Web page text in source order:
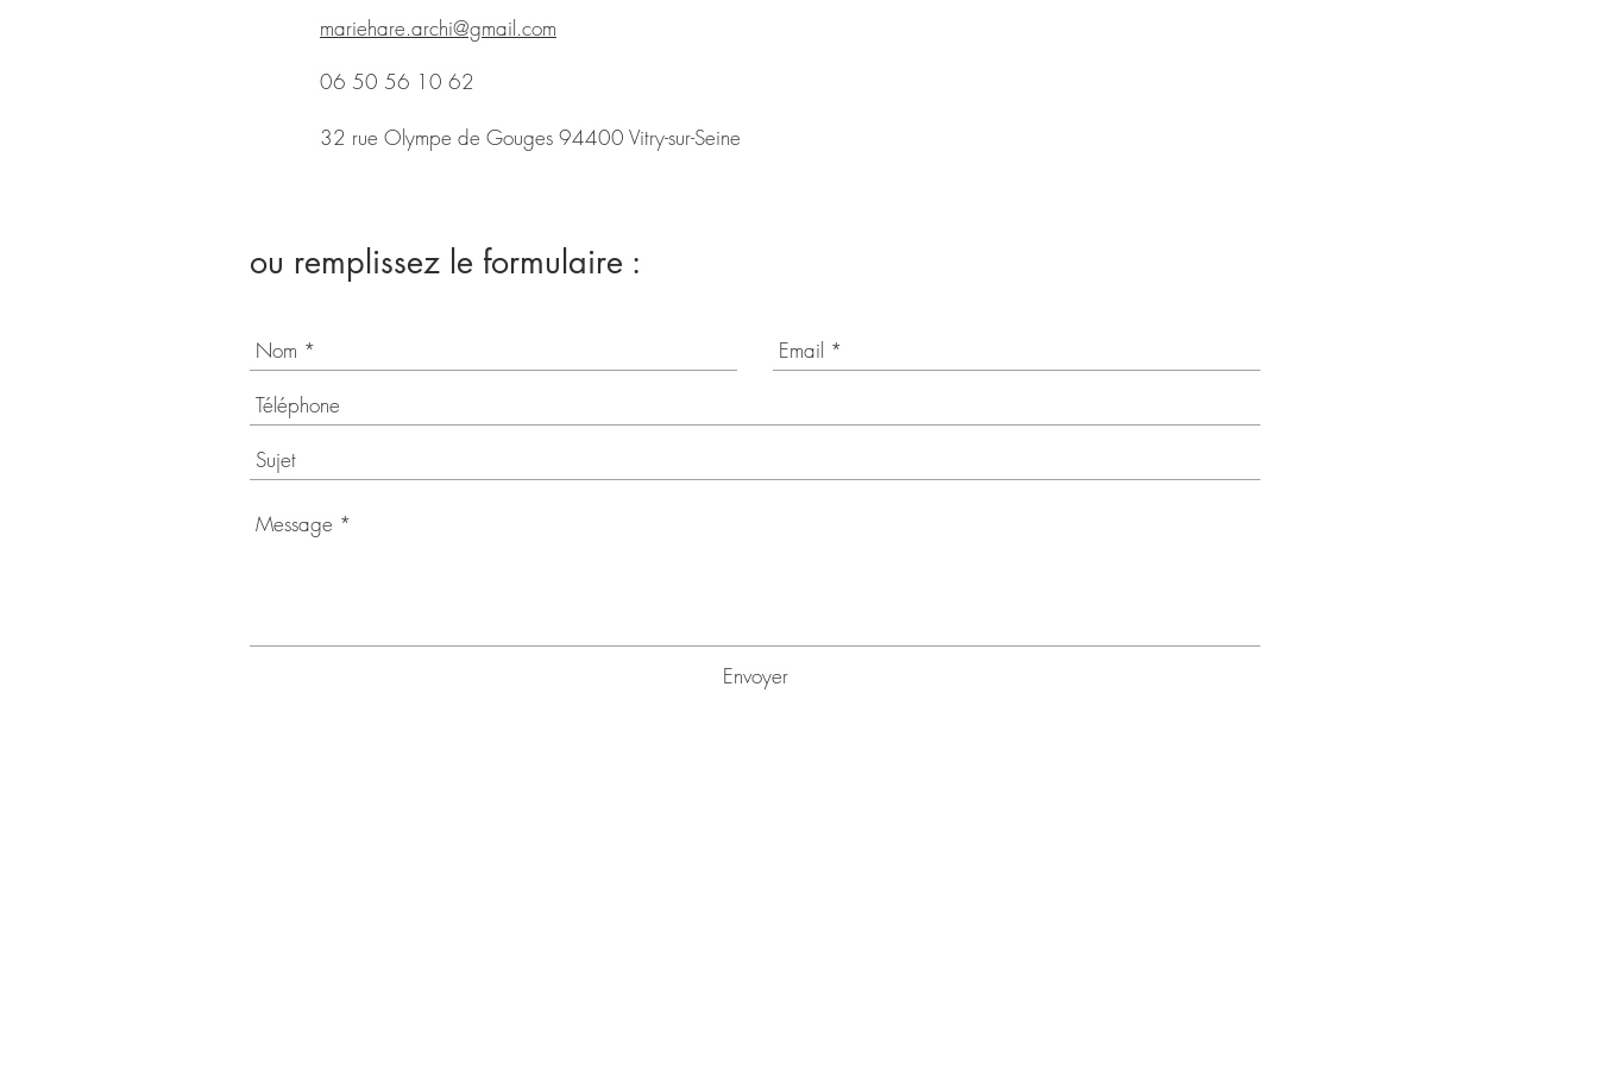
mariehare.archi@gmail.com
06 50 56 10 62
32 rue Olympe de Gouges 94400 Vitry-sur-Seine
ou remplissez le formulaire :
Envoyer